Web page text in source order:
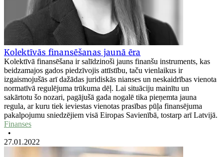
Kolektīvās finansēšanas jaunā ēra
Kolektīvā finansēšana ir salīdzinoši jauns finanšu instruments, kas
beidzamajos gados piedzīvojis attīstību, taču vienlaikus ir
izgaismojušās arī dažādas juridiskās nianses un neskaidrības vienota
normatīvā regulējuma trūkuma dēļ. Lai situāciju mainītu un
sakārtotu šo nozari, pagājušā gada nogalē tika pieņemta jauna
regula, ar kuru tiek ieviestas vienotas prasības pūļa finansējuma
pakalpojumu sniedzējiem visā Eiropas Savienībā, tostarp arī Latvijā.
Finanses
•
27.01.2022